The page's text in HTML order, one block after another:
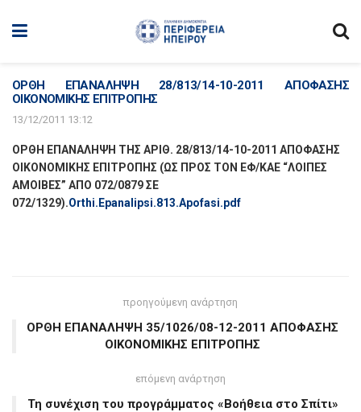
ΟΡΘΗ ΕΠΑΝΑΛΗΨΗ 28/813/14-10-2011 ΑΠΟΦΑΣΗΣ
ΟΙΚΟΝΟΜΙΚΗΣ ΕΠΙΤΡΟΠΗΣ
13/12/2011 13:12
ΟΡΘΗ ΕΠΑΝΑΛΗΨΗ ΤΗΣ ΑΡΙΘ. 28/813/14-10-2011 ΑΠΟΦΑΣΗΣ
ΟΙΚΟΝΟΜΙΚΗΣ ΕΠΙΤΡΟ ΠΗΣ (ΩΣ ΠΡΟΣ ΤΟΝ ΕΦ/ΚΑΕ “ΛΟΙΠΕΣ
ΑΜΟΙΒΕΣ” ΑΠΟ 072/0879 ΣΕ
072/1329).Orthi.Epanalipsi.813.Apofasi.pdf
προηγούμενη ανάρτηση
ΟΡΘΗ ΕΠΑΝΑΛΗΨΗ 35/1026/08-12-2011 ΑΠΟΦΑΣΗΣ
ΟΙΚΟΝΟΜΙΚΗΣ ΕΠΙΤΡΟΠΗΣ
επόμενη ανάρτηση
Τη συνέχιση του προγράμματος «Βοήθεια στο Σπίτι»